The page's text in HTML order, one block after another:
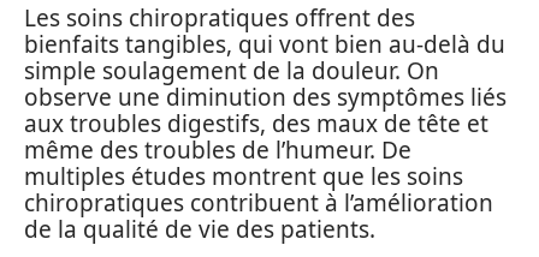
Les soins chiropratiques offrent des
bienfaits tangibles, qui vont bien au-delà du
simple soulagement de la douleur. On
observe une diminution des symptômes liés
aux troubles digestifs, des maux de tête et
même des troubles de l’humeur. De
multiples études montrent que les soins
chiropratiques contribuent à l’amélioration
de la qualité de vie des patients.